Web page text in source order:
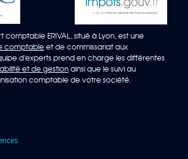
ERIVAL, situé à Lyon, est une
comptableet de commissariat aux
d'experts prend en charge les différentes
et de gestionainsi que le suivi au
comptable de votre société.